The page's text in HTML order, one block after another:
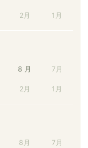
2月 1月
8 月 7月
2月 1月
8月 7月